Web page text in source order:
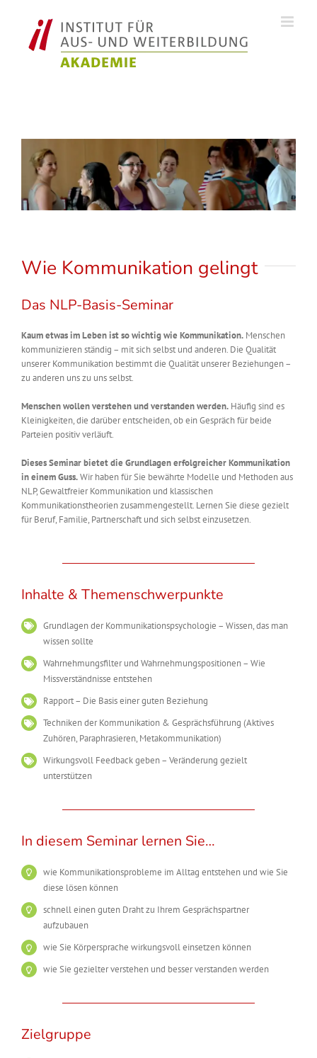
Wie Kommunikation gelingt
Das NLP-Basis-Seminar
Kaum etwas im Leben ist so wichtig wie Kommunikation. Menschen
kommunizieren ständig – mit sich selbst und anderen. Die Qualität
unserer Kommunikation bestimmt die Qualität unserer Beziehungen –
zu anderen uns zu uns selbst.
Menschen wollen verstehen und verstanden werden. Häufig sind es
Kleinigkeiten, die darüber entscheiden, ob ein Gespräch für beide
Parteien positiv verläuft.
Dieses Seminar bietet die Grundlagen erfolgreicher Kommunikation
in einem Guss.Wir haben für Sie bewährte Modelle und Methoden aus
NLP, Gewaltfreier Kommunikation und klassischen
Kommunikationstheorien zusammengestellt. Lernen Sie diese gezielt
für Beruf, Familie, Partnerschaft und sich selbst einzusetzen.
Inhalte & Themenschwerpunkte
Grundlagen der Kommunikationspsychologie – Wissen, das man
wissen sollte
Wahrnehmungsfilter und Wahrnehmungspositionen – Wie
Missverständnisse entstehen
Rapport – Die Basis einer guten Beziehung
Techniken der Kommunikation & Gesprächsführung (Aktives
Zuhören, Paraphrasieren, Metakommunikation)
Wirkungsvoll Feedback geben – Veränderung gezielt
unterstützen
In diesem Seminar lernen Sie…
wie Kommunikationsprobleme im Alltag entstehen und wie Sie
diese lösen können
schnell einen guten Draht zu Ihrem Gesprächspartner
aufzubauen
wie Sie Körpersprache wirkungsvoll einsetzen können
wie Sie gezielter verstehen und besser verstanden werden
Zielgruppe